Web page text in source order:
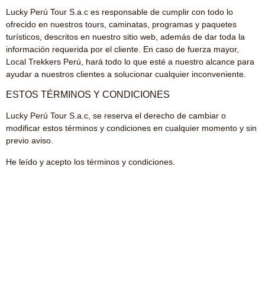
Lucky Perú Tour S.a.c es responsable de cumplir con todo lo
ofrecido en nuestros tours, caminatas, programas y paquetes
turísticos, descritos en nuestro sitio web, además de dar toda la
información requerida por el cliente. En caso de fuerza mayor,
Local Trekkers Perú, hará todo lo que esté a nuestro alcance para
ayudar a nuestros clientes a solucionar cualquier inconveniente.
ESTOS TÉRMINOS Y CONDICIONES
Lucky Perú Tour S.a.c, se reserva el derecho de cambiar o
modificar estos términos y condiciones en cualquier momento y sin
previo aviso.
He leído y acepto los términos y condiciones.